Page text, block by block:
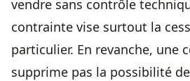
vendre sans contrôle
contrainte vise surtout la
particulier. En revanche, une
supprime pas la possibilité